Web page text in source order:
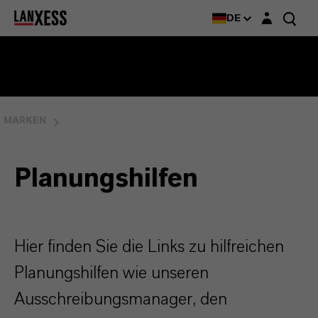
DE Login-Maske
Planungshilfen
Hier finden Sie die Links zu hilfreichen
Planungshilfen wie unseren
Ausschreibungsmanager, den